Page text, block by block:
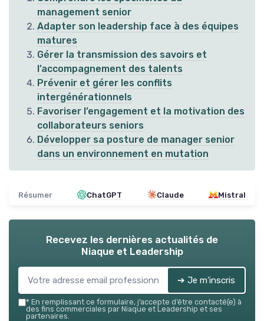
management senior
Adapter son leadership face à des équipes
matures
Gérer la transmission des savoirs et
l’accompagnement des talents
Prévenir et gérer les conflits
intergénérationnels
Favoriser l’engagement et la motivation des
collaborateurs seniors
Développer sa posture de manager senior
dans un environnement en mutation
Résumer ChatGPT Claude Mistral
Recevez les dernières actualités de
Niaque et Leadership
➔ Je m'inscris
* En remplissant ce formulaire, j’accepte d’être contacté(e) à
des fins commerciales par Niaque et Leadership et ses
partenaires.